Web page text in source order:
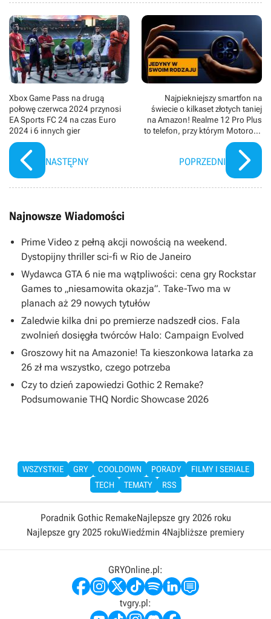
Xbox Game Pass na drugą
połowę czerwca 2024 przynosi
EA Sports FC 24 na czas Euro
2024 i 6 innych gier
NASTĘPNY
Najpiekniejszy smartfon na
świecie o kilkaset złotych taniej
na Amazon! Realme 12 Pro Plus
to telefon, przy którym Motorola,
Samsung i Xiaomi są do bólu
nudne
POPRZEDNI
Najnowsze Wiadomości
Prime Video z pełną akcji nowością na weekend.
Dystopijny thriller sci-fi w Rio de Janeiro
Wydawca GTA 6 nie ma wątpliwości: cena gry Rockstar
Games to „niesamowita okazja”. Take-Two ma w
planach aż 29 nowych tytułów
Zaledwie kilka dni po premierze nadszedł cios. Fala
zwolnień dosięgła twórców Halo: Campaign Evolved
Groszowy hit na Amazonie! Ta kieszonkowa latarka za
26 zł ma wszystko, czego potrzeba
Czy to dzień zapowiedzi Gothic 2 Remake?
Podsumowanie THQ Nordic Showcase 2026
WSZYSTKIE GRY COOLDOWN PORADY
FILMY I SERIALE
TECH
TEMATY RSS
Poradnik Gothic RemakeNajlepsze gry 2026 roku
Najlepsze gry 2025 rokuWiedźmin 4Najbliższe premiery
GRYOnline.pl:
tvgry.pl: